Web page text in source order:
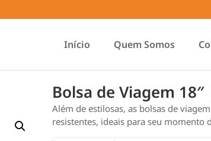
Início Quem Somos
Bolsa de Viagem 18″
Além de estilosas, as bolsas de
resistentes, ideais para seu momento